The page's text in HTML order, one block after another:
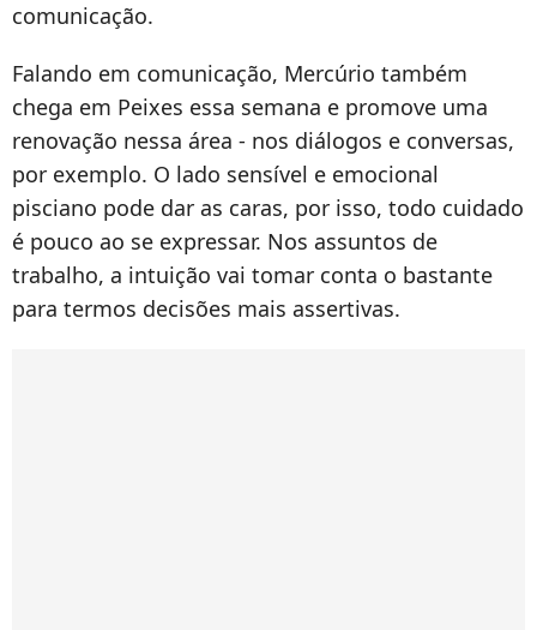
comunicação.
Falando em comunicação, Mercúrio também
chega em Peixes essa semana e promove uma
renovação nessa área - nos diálogos e conversas,
por exemplo. O lado sensível e emocional
pisciano pode dar as caras, por isso, todo cuidado
é pouco ao se expressar. Nos assuntos de
trabalho, a intuição vai tomar conta o bastante
para termos decisões mais assertivas.